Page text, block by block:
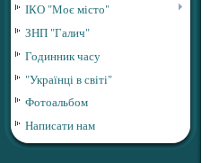
ІКО "Моє місто"
ЗНП "Галич"
Годинник часу
"Українці в світі"
Фотоальбом
Написати нам